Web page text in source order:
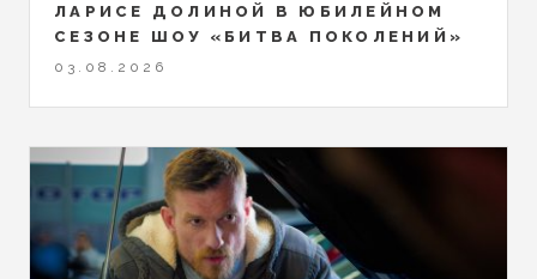
ЛАРИСЕ ДОЛИНОЙ В ЮБИЛЕЙНОМ
СЕЗОНЕ ШОУ «БИТВА ПОКОЛЕНИЙ»
03.08.2026